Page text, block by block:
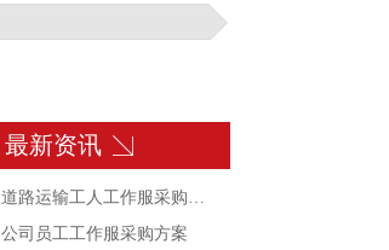
最新资讯
道路运输工人工作服采购发放管理规定
公司员工工作服采购方案